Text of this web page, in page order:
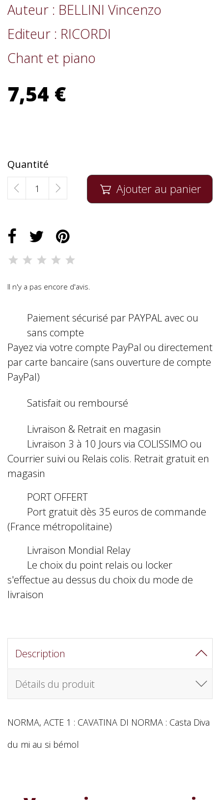
Auteur : BELLINI Vincenzo
Editeur : RICORDI
Chant et piano
7,54 €
Quantité
 Ajouter au panier
Il n'y a pas encore d'avis.
Paiement sécurisé par PAYPAL avec ou
sans compte
Payez via votre compte PayPal ou directement
par carte bancaire (sans ouverture de compte
PayPal)
Satisfait ou remboursé
Livraison & Retrait en magasin
Livraison 3 à 10 Jours via COLISSIMO ou
Courrier suivi ou Relais colis. Retrait gratuit en
magasin
PORT OFFERT
Port gratuit dès 35 euros de commande
(France métropolitaine)
Livraison Mondial Relay
Le choix du point relais ou locker
s'effectue au dessus du choix du mode de
livraison
Description
Détails du produit
NORMA, ACTE 1 : CAVATINA DI NORMA : Casta Diva
du mi au si bémol